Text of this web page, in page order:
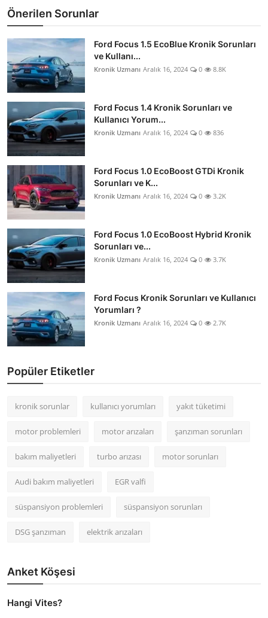
Önerilen Sorunlar
Ford Focus 1.5 EcoBlue Kronik Sorunları
ve Kullanı...
Kronik Uzmanı Aralık 16, 2024 0 8.8K
Ford Focus 1.4 Kronik Sorunları ve
Kullanıcı Yorum...
Kronik Uzmanı Aralık 16, 2024 0 836
Ford Focus 1.0 EcoBoost GTDi Kronik
Sorunları ve K...
Kronik Uzmanı Aralık 16, 2024 0 3.2K
Ford Focus 1.0 EcoBoost Hybrid Kronik
Sorunları ve...
Kronik Uzmanı Aralık 16, 2024 0 3.7K
Ford Focus Kronik Sorunları ve Kullanıcı
Yorumları ?
Kronik Uzmanı Aralık 16, 2024 0 2.7K
Popüler Etiketler
kronik sorunlar kullanıcı yorumları yakıt tüketimi
motor problemleri motor arızaları şanzıman sorunları
bakım maliyetleri turbo arızası motor sorunları
Audi bakım maliyetleri EGR valfi
süspansiyon problemleri süspansiyon sorunları
DSG şanzıman elektrik arızaları
Anket Köşesi
Hangi Vites?